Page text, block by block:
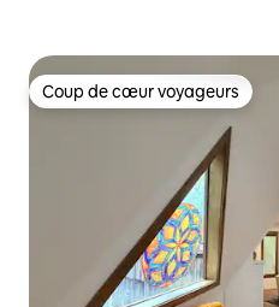
Coup de cœur voyageurs
Coup de cœur voyageurs